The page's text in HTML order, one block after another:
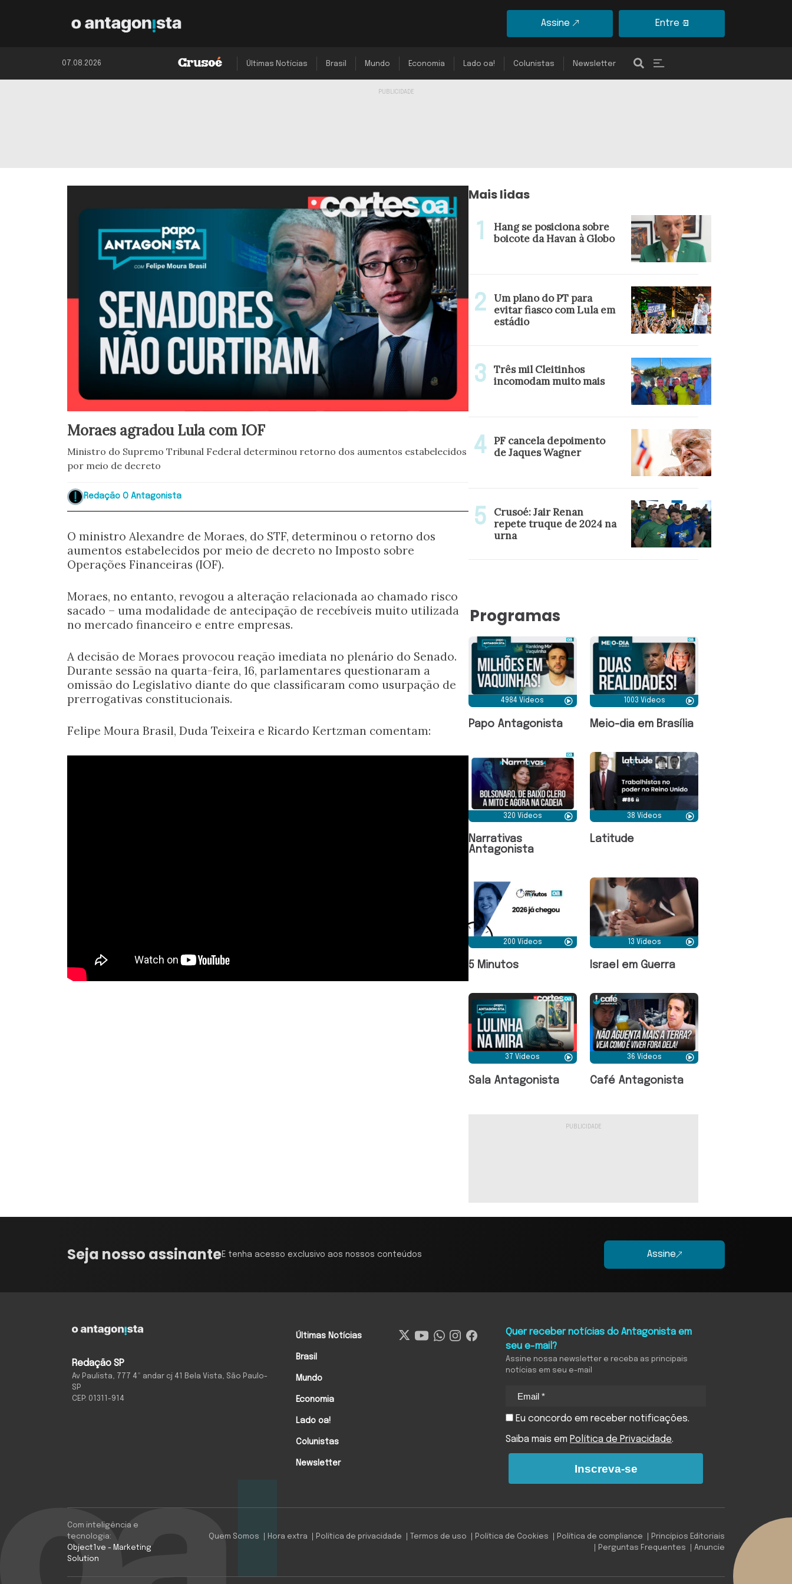
Assine Entre
07.08.2026 Últimas Notícias Brasil Mundo Economia Lado oa! Colunistas Newsletter
Moraes agradou Lula com IOF
Ministro do Supremo Tribunal Federal determinou retorno dos aumentos estabelecidos
por meio de decreto
Redação O Antagonista
O ministro Alexandre de Moraes, do STF, determinou o retorno dos
aumentos estabelecidos por meio de decreto no Imposto sobre
Operações Financeiras (IOF).
Moraes, no entanto, revogou a alteração relacionada ao chamado risco
sacado – uma modalidade de antecipação de recebíveis muito utilizada
no mercado financeiro e entre empresas.
A decisão de Moraes provocou reação imediata no plenário do Senado.
Durante sessão na quarta-feira, 16, parlamentares questionaram a
omissão do Legislativo diante do que classificaram como usurpação de
prerrogativas constitucionais.
Felipe Moura Brasil, Duda Teixeira e Ricardo Kertzman comentam:
Mais lidas
Hang se posiciona sobre
boicote da Havan à Globo
Um plano do PT para
evitar fiasco com Lula em
estádio
Três mil Cleitinhos
incomodam muito mais
PF cancela depoimento
de Jaques Wagner
Crusoé: Jair Renan
repete truque de 2024 na
urna
Programas
4984 Vídeos
Papo Antagonista
1003 Vídeos
Meio-dia em Brasília
320 Vídeos
Narrativas
Antagonista
38 Vídeos
Latitude
200 Vídeos
5 Minutos
13 Vídeos
Israel em Guerra
37 Vídeos
Sala Antagonista
36 Vídeos
Café Antagonista
Seja nosso assinanteE tenha acesso exclusivo aos nossos conteúdos Assine
Redação SP
Av Paulista, 777 4º andar cj 41 Bela Vista, São Paulo-
SP
CEP: 01311-914
Últimas Notícias
Brasil
Mundo
Economia
Lado oa!
Colunistas
Newsletter
Quer receber notícias do Antagonista em
seu e-mail?
Assine nossa newsletter e receba as principais
notícias em seu e-mail
Eu concordo em receber notificações.
Saiba mais em Política de Privacidade.
Inscreva-se
Com inteligência e
tecnologia:
Object1ve - Marketing
Solution
Quem Somos Hora extra Política de privacidade Termos de uso Política de Cookies Política de compliance
Princípios Editoriais
Perguntas Frequentes
Anuncie